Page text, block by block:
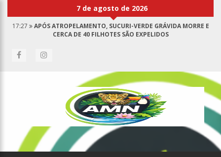
7 de agosto de 2026
17:27
APÓS ATROPELAMENTO, SUCURI-VERDE GRÁVIDA MORRE E
CERCA DE 40 FILHOTES SÃO EXPELIDOS
17:00
HARAS NILTON LINS JÁ REGISTRA 9 MORTES DE CAVALOS POR
SAIBA QUEM É MAZINHO DA ECOBARREIRA, CANDIDATO A
VEREADOR DE MANAUS (VÍDEO)
CONSUMIDORES DENUNCIAM FALTA DE PREÇOS EM PRODUTOS E
ATÉ MAU CHEIRO EM FREEZER DE SUPERMERCADO NA CIDADE NOVA
JUSTIÇA PROÍBE EX-PREFEITO DE CHEGAR PERTO DE PREFEITA DE
NHAMUNDÁ, NO AM
15:01 CARRO ENVOLVIDO EM ACIDENTE FATAL PERTENCIA A WANDERLEY